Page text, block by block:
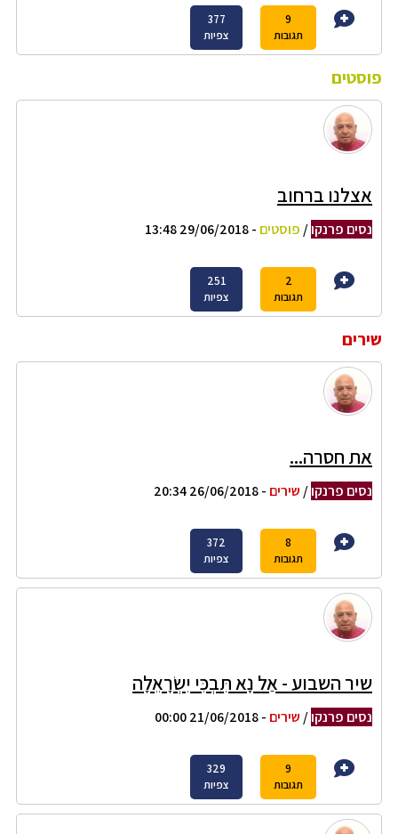
9
תגובות
377
צפיות
פוסטים
אצלנו ברחוב
נסים פרנקו/ פוסטים - 29/06/2018 13:48
2
תגובות
251
צפיות
שירים
את חסרה...
נסים פרנקו/ שירים - 26/06/2018 20:34
8
תגובות
372
צפיות
שיר השבוע - אַל נָא תִּבְכִּי יִשְׂרָאֵלָה
נסים פרנקו/ שירים - 21/06/2018 00:00
9
תגובות
329
צפיות